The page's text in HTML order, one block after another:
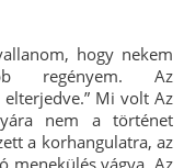
hogy nekem
regényem. Az
Mi volt Az
nem a történet
a korhangulatra, az
menekülés vágya. Az